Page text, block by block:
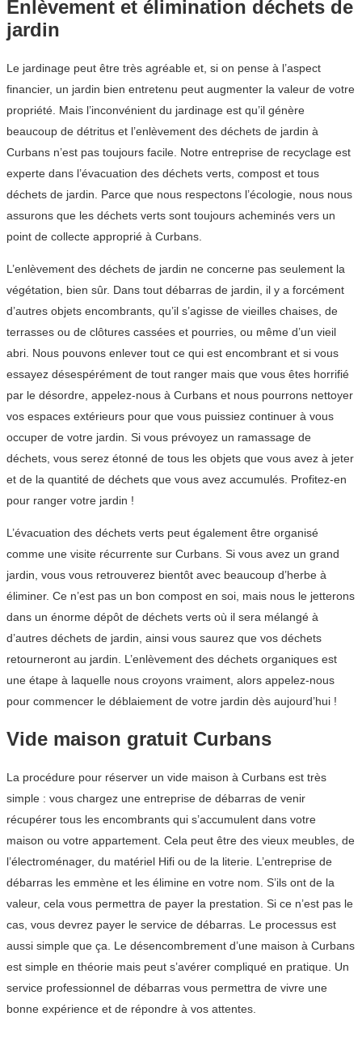
Enlèvement et élimination déchets de
jardin
Le jardinage peut être très agréable et, si on pense à l’aspect
financier, un jardin bien entretenu peut augmenter la valeur de votre
propriété. Mais l’inconvénient du jardinage est qu’il génère
beaucoup de détritus et l’enlèvement des déchets de jardin à
Curbans n’est pas toujours facile. Notre entreprise de recyclage est
experte dans l’évacuation des déchets verts, compost et tous
déchets de jardin. Parce que nous respectons l’écologie, nous nous
assurons que les déchets verts sont toujours acheminés vers un
point de collecte approprié à Curbans.
L’enlèvement des déchets de jardin ne concerne pas seulement la
végétation, bien sûr. Dans tout débarras de jardin, il y a forcément
d’autres objets encombrants, qu’il s’agisse de vieilles chaises, de
terrasses ou de clôtures cassées et pourries, ou même d’un vieil
abri. Nous pouvons enlever tout ce qui est encombrant et si vous
essayez désespérément de tout ranger mais que vous êtes horrifié
par le désordre, appelez-nous à Curbans et nous pourrons nettoyer
vos espaces extérieurs pour que vous puissiez continuer à vous
occuper de votre jardin. Si vous prévoyez un ramassage de
déchets, vous serez étonné de tous les objets que vous avez à jeter
et de la quantité de déchets que vous avez accumulés. Profitez-en
pour ranger votre jardin !
L’évacuation des déchets verts peut également être organisé
comme une visite récurrente sur Curbans. Si vous avez un grand
jardin, vous vous retrouverez bientôt avec beaucoup d’herbe à
éliminer. Ce n’est pas un bon compost en soi, mais nous le jetterons
dans un énorme dépôt de déchets verts où il sera mélangé à
d’autres déchets de jardin, ainsi vous saurez que vos déchets
retourneront au jardin. L’enlèvement des déchets organiques est
une étape à laquelle nous croyons vraiment, alors appelez-nous
pour commencer le déblaiement de votre jardin dès aujourd’hui !
Vide maison gratuit Curbans
La procédure pour réserver un vide maison à Curbans est très
simple : vous chargez une entreprise de débarras de venir
récupérer tous les encombrants qui s’accumulent dans votre
maison ou votre appartement. Cela peut être des vieux meubles, de
l’électroménager, du matériel Hifi ou de la literie. L’entreprise de
débarras les emmène et les élimine en votre nom. S’ils ont de la
valeur, cela vous permettra de payer la prestation. Si ce n’est pas le
cas, vous devrez payer le service de débarras. Le processus est
aussi simple que ça. Le désencombrement d’une maison à Curbans
est simple en théorie mais peut s’avérer compliqué en pratique. Un
service professionnel de débarras vous permettra de vivre une
bonne expérience et de répondre à vos attentes.